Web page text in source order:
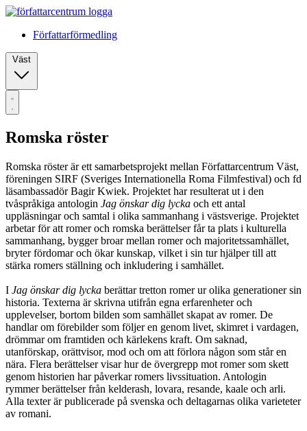
Författarförmedling
Väst
Romska röster
Romska röster är ett samarbetsprojekt mellan Författarcentrum Väst,
föreningen SIRF (Sveriges Internationella Roma Filmfestival) och fd
läsambassadör Bagir Kwiek. Projektet har resulterat ut i den
tvåspråkiga antologin Jag önskar dig lycka och ett antal
uppläsningar och samtal i olika sammanhang i västsverige. Projektet
arbetar för att romer och romska berättelser får ta plats i kulturella
sammanhang, bygger broar mellan romer och majoritetssamhället,
bryter fördomar och ökar kunskap, vilket i sin tur hjälper till att
stärka romers ställning och inkludering i samhället.
I Jag önskar dig lycka berättar tretton romer ur olika generationer sin
historia. Texterna är skrivna utifrån egna erfarenheter och
upplevelser, bortom bilden som samhället skapat av romer. De
handlar om förebilder som följer en genom livet, skimret i vardagen,
drömmar om framtiden och kärlekens kraft. Om saknad,
utanförskap, orättvisor, mod och om att förlora någon som står en
nära. Flera berättelser visar hur de övergrepp mot romer som skett
genom historien har påverkar romers livssituation. Antologin
rymmer berättelser från kelderash, lovara, resande, kaale och arli.
Alla texter är publicerade på svenska och deltagarnas olika varieteter
av romani.